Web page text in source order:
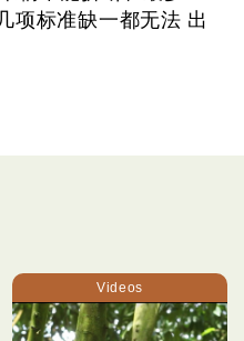
项标准缺一都无法 出
Videos